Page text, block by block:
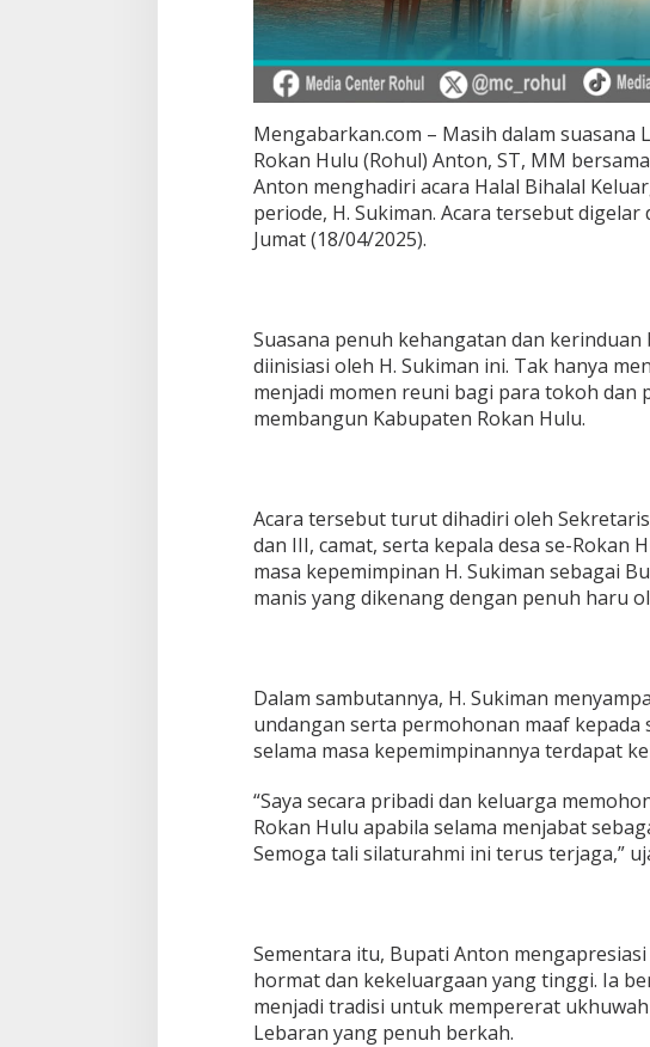
Mengabarkan.com – Masih dalam suasana
Rokan Hulu (Rohul) Anton, ST, MM
Anton menghadiri acara Halal Bihalal
periode, H. Sukiman. Acara tersebut
Jumat (18/04/2025).
Suasana penuh kehangatan dan
diinisiasi oleh H. Sukiman ini. Tak hanya
menjadi momen reuni bagi para tokoh dan
membangun Kabupaten Rokan Hulu.
Acara tersebut turut dihadiri oleh
dan III, camat, serta kepala desa se-Rokan
masa kepemimpinan H. Sukiman sebagai
manis yang dikenang dengan penuh haru
Dalam sambutannya, H. Sukiman
undangan serta permohonan maaf
selama masa kepemimpinannya terdapat
“Saya secara pribadi dan keluarga
Rokan Hulu apabila selama menjabat
Semoga tali silaturahmi ini terus terjaga,”
Sementara itu, Bupati Anton
hormat dan kekeluargaan yang tinggi. Ia
menjadi tradisi untuk mempererat
Lebaran yang penuh berkah.